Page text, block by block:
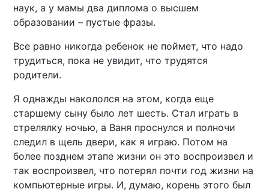
наук, а у мамы два диплома о высшем
образовании – пустые фразы.
Все равно никогда ребенок не поймет, что надо
трудиться, пока не увидит, что трудятся
родители.
Я однажды накололся на этом, когда еще
старшему сыну было лет шесть. Стал играть в
стрелялку ночью, а Ваня проснулся и полночи
следил в щель двери, как я играю. Потом на
более позднем этапе жизни он это воспроизвел и
так воспроизвел, что потерял почти год жизни на
компьютерные игры. И, думаю, корень этого был